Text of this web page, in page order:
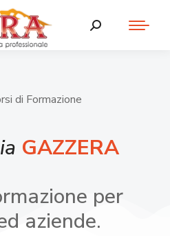
di Formazione
GAZZERA
per
aziende.